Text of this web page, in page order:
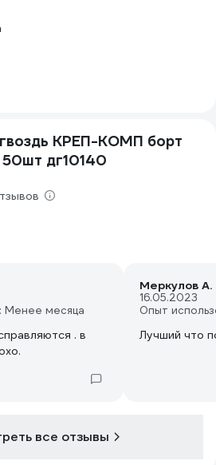
КРЕП-КОМП борт
дг10140
Менее месяца
. в
Меркулов А.
16.05.2023
Опыт
Лучший что
все отзывы